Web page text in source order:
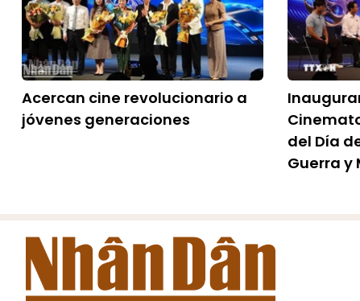
Acercan cine revolucionario a
jóvenes generaciones
del Día
Guerra y